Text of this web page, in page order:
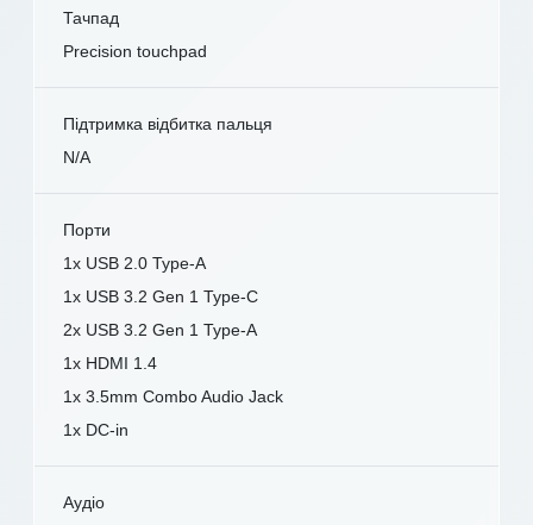
Тачпад
Precision touchpad
Підтримка відбитка пальця
N/A
Порти
1x USB 2.0 Type-A
1x USB 3.2 Gen 1 Type-C
2x USB 3.2 Gen 1 Type-A
1x HDMI 1.4
1x 3.5mm Combo Audio Jack
1x DC-in
Аудіо